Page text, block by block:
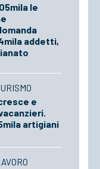
le
addetti,
e
artigiani